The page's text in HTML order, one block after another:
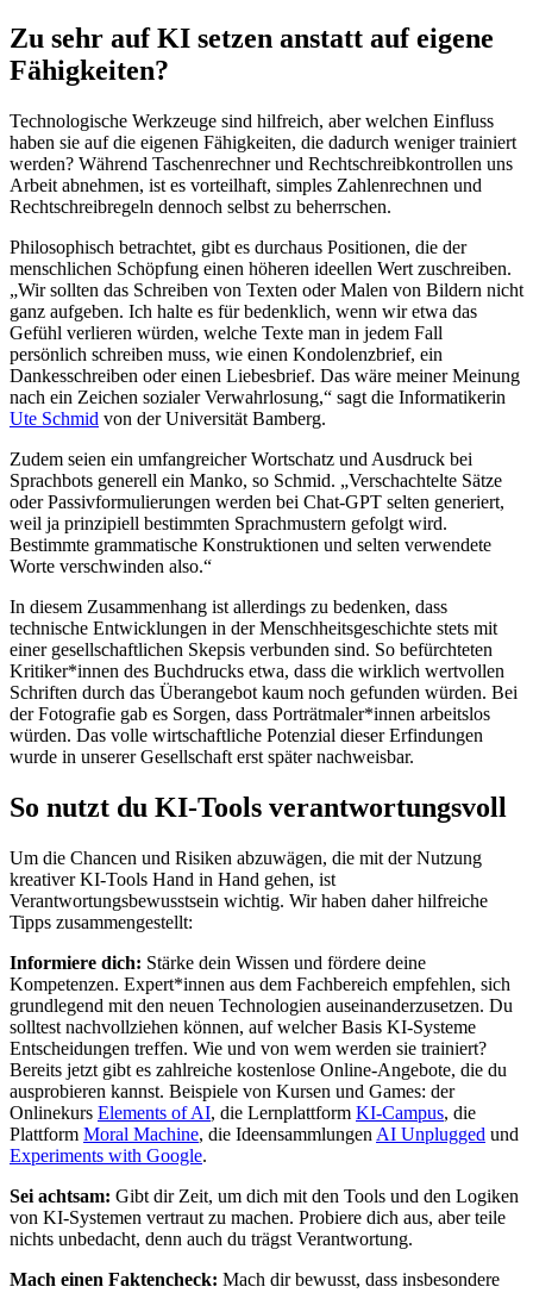
Zu sehr auf KI setzen anstatt auf eigene
Fähigkeiten?
Technologische Werkzeuge sind hilfreich, aber welchen Einfluss
haben sie auf die eigenen Fähigkeiten, die dadurch weniger trainiert
werden? Während Taschenrechner und Rechtschreibkontrollen uns
Arbeit abnehmen, ist es vorteilhaft, simples Zahlenrechnen und
Rechtschreibregeln dennoch selbst zu beherrschen.
Philosophisch betrachtet, gibt es durchaus Positionen, die der
menschlichen Schöpfung einen höheren ideellen Wert zuschreiben.
„Wir sollten das Schreiben von Texten oder Malen von Bildern nicht
ganz aufgeben. Ich halte es für bedenklich, wenn wir etwa das
Gefühl verlieren würden, welche Texte man in jedem Fall
persönlich schreiben muss, wie einen Kondolenzbrief, ein
Dankesschreiben oder einen Liebesbrief. Das wäre meiner Meinung
nach ein Zeichen sozialer Verwahrlosung,“ sagt die Informatikerin
Ute Schmid von der Universität Bamberg.
Zudem seien ein umfangreicher Wortschatz und Ausdruck bei
Sprachbots generell ein Manko, so Schmid. „Verschachtelte Sätze
oder Passivformulierungen werden bei Chat-GPT selten generiert,
weil ja prinzipiell bestimmten Sprachmustern gefolgt wird.
Bestimmte grammatische Konstruktionen und selten verwendete
Worte verschwinden also.“
In diesem Zusammenhang ist allerdings zu bedenken, dass
technische Entwicklungen in der Menschheitsgeschichte stets mit
einer gesellschaftlichen Skepsis verbunden sind. So befürchteten
Kritiker*innen des Buchdrucks etwa, dass die wirklich wertvollen
Schriften durch das Überangebot kaum noch gefunden würden. Bei
der Fotografie gab es Sorgen, dass Porträtmaler*innen arbeitslos
würden. Das volle wirtschaftliche Potenzial dieser Erfindungen
wurde in unserer Gesellschaft erst später nachweisbar.
So nutzt du KI-Tools verantwortungsvoll
Um die Chancen und Risiken abzuwägen, die mit der Nutzung
kreativer KI-Tools Hand in Hand gehen, ist
Verantwortungsbewusstsein wichtig. Wir haben daher hilfreiche
Tipps zusammengestellt:
Informiere dich: Stärke dein Wissen und fördere deine
Kompetenzen. Expert*innen aus dem Fachbereich empfehlen, sich
grundlegend mit den neuen Technologien auseinanderzusetzen. Du
solltest nachvollziehen können, auf welcher Basis KI-Systeme
Entscheidungen treffen. Wie und von wem werden sie trainiert?
Bereits jetzt gibt es zahlreiche kostenlose Online-Angebote, die du
ausprobieren kannst. Beispiele von Kursen und Games: der
Onlinekurs Elements of AI, die Lernplattform KI-Campus, die
Plattform Moral Machine, die Ideensammlungen AI Unplugged und
Experiments with Google.
Sei achtsam: Gibt dir Zeit, um dich mit den Tools und den Logiken
von KI-Systemen vertraut zu machen. Probiere dich aus, aber teile
nichts unbedacht, denn auch du trägst Verantwortung.
Mach einen Faktencheck: Mach dir bewusst, dass insbesondere